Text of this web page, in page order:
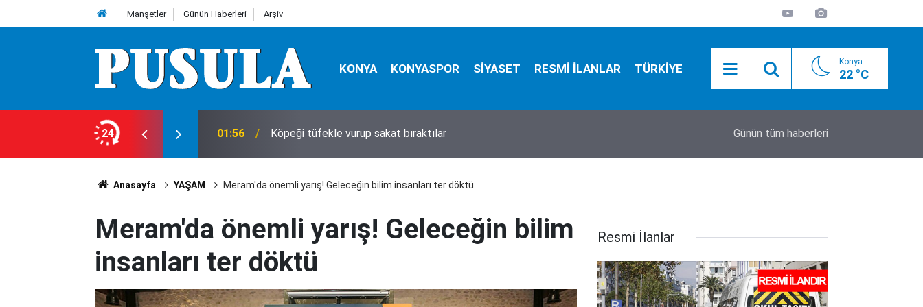
Manşetler Günün Haberleri Arşiv
KONYA KONYASPOR SİYASET RESMİ İLANLAR TÜRKİYE Konya
22 °C
24 01:56 Köpeği tüfekle vurup sakat bıraktılar Konya yolunda flaş gelişme! Bakan Uraloğlu
Günün tüm haberleri
Anasayfa YAŞAM Meram'da önemli yarış! Geleceğin bilim insanları ter döktü
Meram'da önemli yarış! Geleceğin bilim
insanları ter döktü
Resmi İlanlar